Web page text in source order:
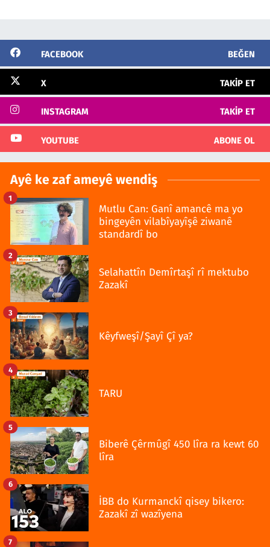
FACEBOOK BEĞEN
X TAKIP ET
INSTAGRAM TAKIP ET
YOUTUBE ABONE OL
Ayê ke zaf ameyê wendiş
Mutlu Can: Ganî amancê ma yo
bingeyên vilabîyayîşê ziwanê
standardî bo
1
Selahattîn Demîrtaşî rî mektubo
Zazakî
2
Kêyfweşî/Şayî Çî ya?
3
TARU
4
Biberê Çêrmûgî 450 lîra ra kewt 60
lîra
5
İBB do Kurmanckî qisey bikero:
Zazakî zî wazîyena
6
7